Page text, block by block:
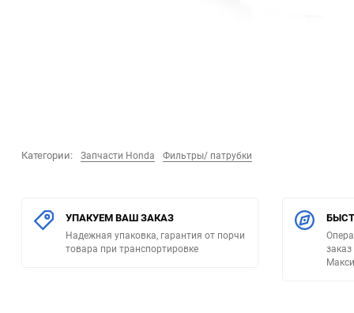
Категории: Запчасти Honda Фильтры/ патрубки
УПАКУЕМ ВАШ ЗАКАЗ
Надежная упаковка, гарантия от порчи
товара при транспортировке